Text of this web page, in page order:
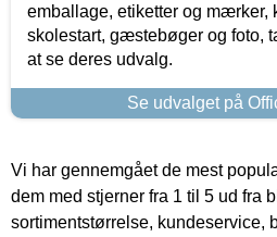
emballage, etiketter og mærker,
skolestart, gæstebøger og foto,
at se deres udvalg.
Se udvalget på
Vi har gennemgået de mest
dem med stjerner fra 1 til 5 ud fra
sortimentstørrelse, kundeservice,